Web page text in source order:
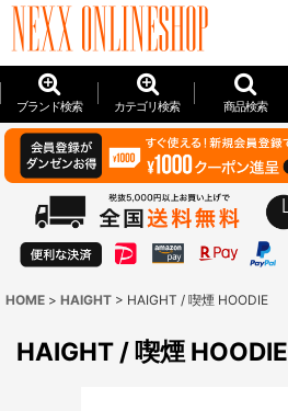
ブランド検索 カテゴリ検索 商品検索
HOME > HAIGHT > HAIGHT / 喫煙 HOODIE
HAIGHT / 喫煙 HOODIE